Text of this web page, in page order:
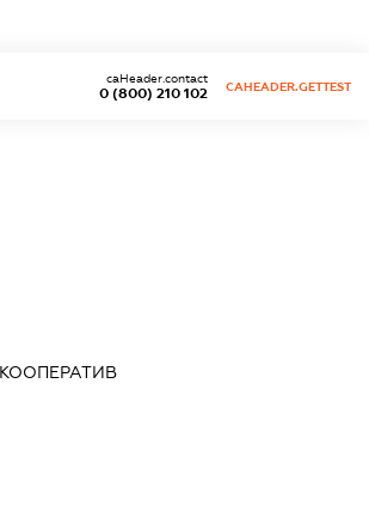
0 (800) 210 102
caHeader.contact
CAHEADER.GETTEST